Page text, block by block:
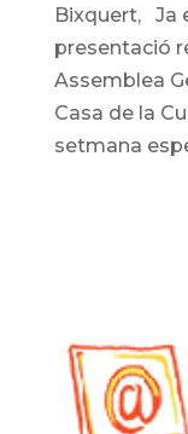
Bixquert, Ja
presentació
Assemblea
Casa de la
setmana